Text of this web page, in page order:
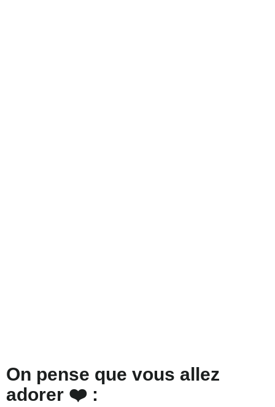
On pense que vous allez
adorer ❤️ :